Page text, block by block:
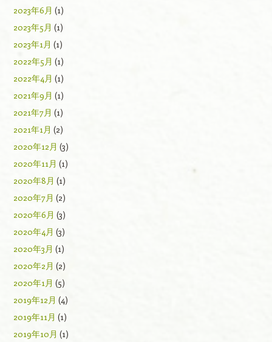
2023年6月 (1)
2023年5月 (1)
2023年1月 (1)
2022年5月 (1)
2022年4月 (1)
2021年9月 (1)
2021年7月 (1)
2021年1月 (2)
2020年12月 (3)
2020年11月 (1)
2020年8月 (1)
2020年7月 (2)
2020年6月 (3)
2020年4月 (3)
2020年3月 (1)
2020年2月 (2)
2020年1月 (5)
2019年12月 (4)
2019年11月 (1)
2019年10月 (1)